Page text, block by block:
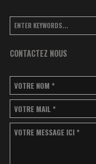
CONTACTEZ NOUS
VOTRE NOM *
VOTRE MAIL *
VOTRE MESSAGE ICI *